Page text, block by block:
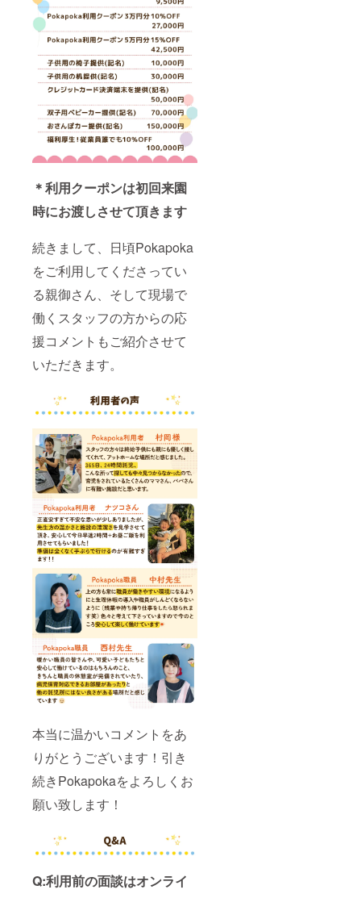
＊利用クーポンは初回来園
時にお渡しさせて頂きます
続きまして、日頃Pokapoka
をご利用してくださってい
る親御さん、そして現場で
働くスタッフの方からの応
援コメントもご紹介させて
いただきます。
本当に温かいコメントをあ
りがとうございます！引き
続きPokapokaをよろしくお
願い致します！
Q:利用前の面談はオンライ